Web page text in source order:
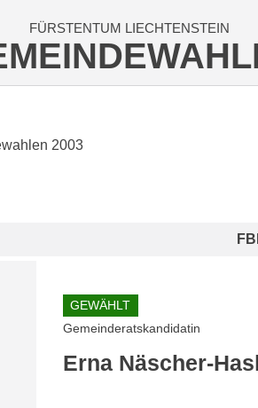
FÜRSTENTUM LIECHTENSTEIN
2003
GEWÄHLT
Gemeinderatskandidatin
Erna Näscher-